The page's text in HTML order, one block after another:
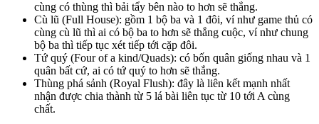
cùng có thùng thì bải tẩy bên nào to hơn sẽ thắng.
Cù lũ (Full House): gồm 1 bộ ba và 1 đôi, ví như game thủ có
cùng cù lũ thì ai có bộ ba to hơn sẽ thắng cuộc, ví như chung
bộ ba thì tiếp tục xét tiếp tới cặp đôi.
Tứ quý (Four of a kind/Quads): có bốn quân giống nhau và 1
quân bất cứ, ai có tứ quý to hơn sẽ thắng.
Thùng phá sảnh (Royal Flush): đây là liên kết mạnh nhất
nhận được chia thành từ 5 lá bài liên tục từ 10 tới A cùng
chất.